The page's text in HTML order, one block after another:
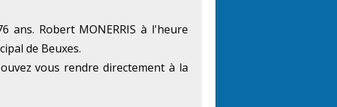
ans. Robert MONERRIS à l'heure
de Beuxes.
vous rendre directement à la